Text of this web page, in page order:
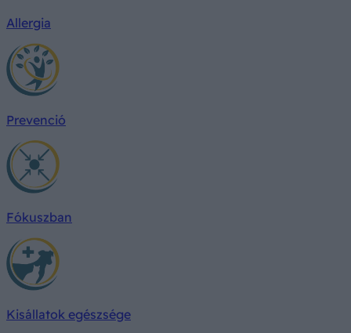
Allergia
Prevenció
Fókuszban
Kisállatok egészsége